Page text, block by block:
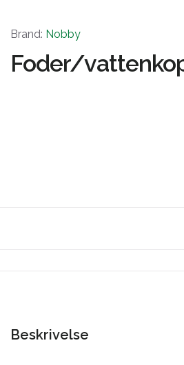
Brand: Nobby
Foder/
Beskrivelse